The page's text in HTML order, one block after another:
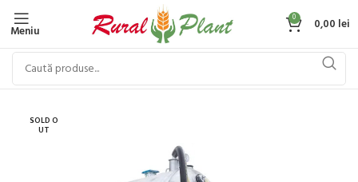
Meniu
0 0,00 lei
SOLD O
UT